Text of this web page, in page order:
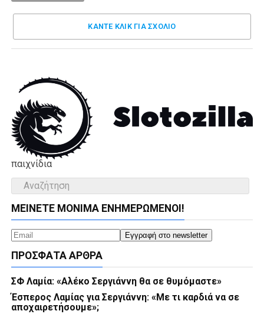
ΚΑΝΤΕ ΚΛΊΚ ΓΙΑ ΣΧΌΛΙΟ
παιχνίδια
ΜΕΊΝΕΤΕ ΜΌΝΙΜΑ ΕΝΗΜΕΡΏΜΕΝΟΙ!
ΠΡΌΣΦΑΤΑ ΆΡΘΡΑ
ΣΦ Λαμία: «Αλέκο Σεργιάννη θα σε θυμόμαστε»
Έσπερος Λαμίας για Σεργιάννη: «Με τι καρδιά να σε
αποχαιρετήσουμε»;